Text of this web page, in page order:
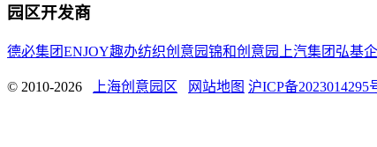
园区开发商
德必集团ENJOY趣办纺织创意园锦和创意园 上汽集团 弘基
© 2010-2026 上海创意园区 网站地图 沪ICP备2023014295